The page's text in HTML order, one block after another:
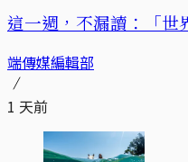
這一週，不漏讀：「世
端傳媒編輯部
1 天前